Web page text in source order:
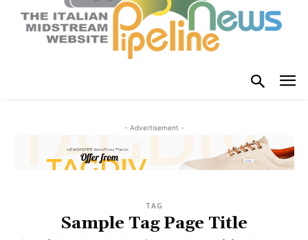
- Advertisement -
TAG
Sample Tag Page Title